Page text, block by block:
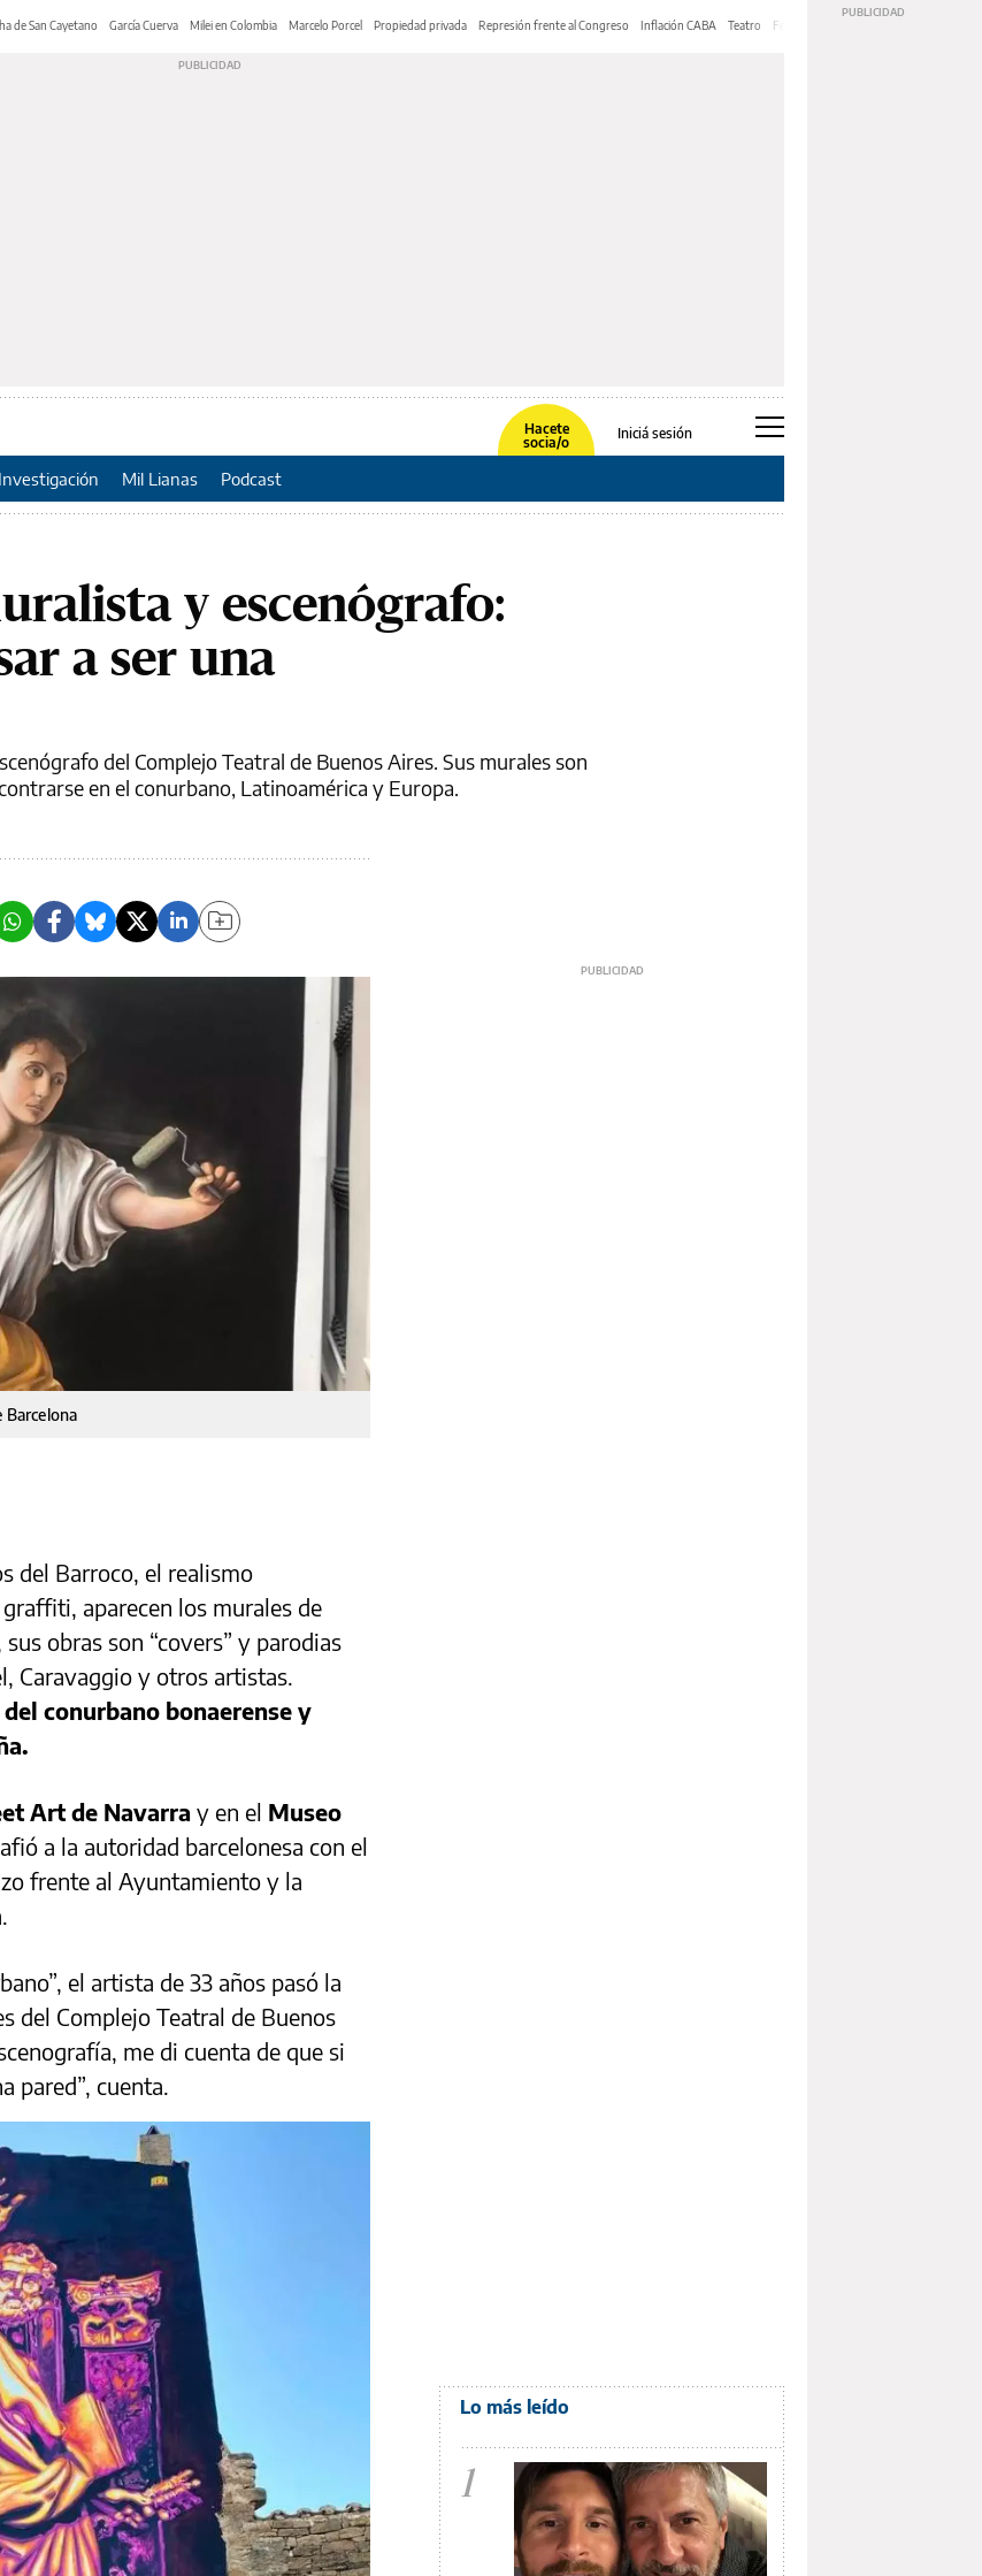
de San Cayetano García Cuerva Milei en Colombia Marcelo Porcel Propiedad privada Represión frente al Congreso Inflación CABA Teatro Feria de Editores
Hacete
socia/o
Iniciá sesión
Investigación Mil Lianas Podcast
y escenógrafo:
a ser una
del Complejo Teatral de Buenos Aires. Sus murales son
en el conurbano, Latinoamérica y Europa.
Barcelona
del Barroco, el realismo
aparecen los murales de
obras son “covers” y parodias
Caravaggio y otros artistas.
conurbano bonaerense y
Art de Navarra y en el Museo
a la autoridad barcelonesa con el
frente al Ayuntamiento y la
el artista de 33 años pasó la
del Complejo Teatral de Buenos
me di cuenta de que si
pared”, cuenta.
Lo más leído
1